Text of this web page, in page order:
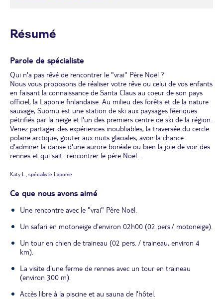
Résumé
Parole de spécialiste
Qui n'a pas rêvé de rencontrer le "vrai" Père Noël ?
Nous vous proposons de réaliser votre rêve ou celui de vos enfants
en faisant la connaissance de Santa Claus au coeur de son pays
officiel, la Laponie finlandaise. Au milieu des forêts et de la nature
sauvage, Suomu est une station de ski aux paysages féeriques
pétrifiés par la neige et l'un des premiers centre de ski de la région.
Venez partager des expériences inoubliables, la traversée du cercle
polaire arctique, gouter aux nuits glaciales, avoir la chance
d'admirer la danse d'une aurore boréale ou bien la joie de voir des
rennes et qui sait...rencontrer le père Noël...
Katy L., spécialiste Laponie
Ce que nous avons aimé
Une rencontre avec le "vrai" Père Noël.
Un safari en motoneige d'environ 02h00 (02 pers./ motoneige).
Un tour en chien de traineau (02 pers. / traineau, environ 4
km).
La visite d'une ferme de rennes avec un tour en traineau
(environ 300 m).
Accès libre à la piscine et au sauna de l'hôtel.